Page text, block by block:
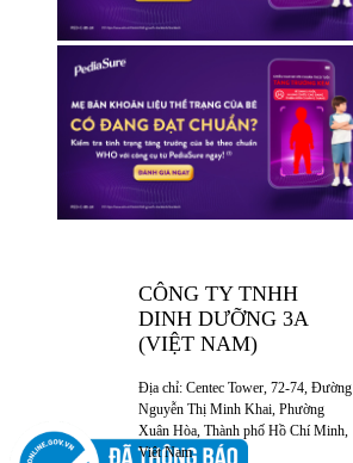
CÔNG TY TNHH
DINH DƯỠNG 3A
(VIỆT NAM)
Địa chỉ: Centec Tower, 72-74, Đường
Nguyễn Thị Minh Khai, Phường
Xuân Hòa, Thành phố Hồ Chí Minh,
Việt Nam